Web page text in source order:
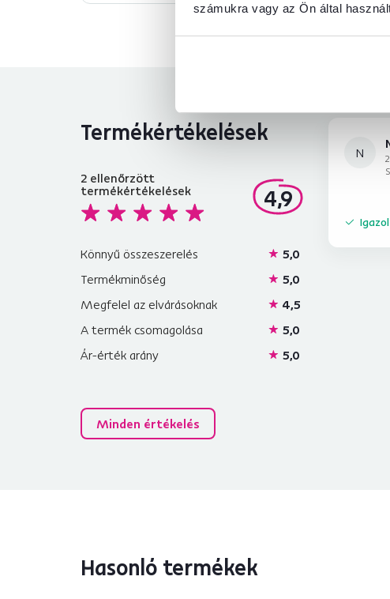
számukra vagy az Ön által
Termékértékelések
4,9
2 ellenőrzött
termékértékelések
Könnyű összeszerelés
5,0
Termékminőség
5,0
Megfelel az elvárásoknak
4,5
A termék csomagolása
5,0
Ár-érték arány
5,0
Minden értékelés
N
Hasonló termékek